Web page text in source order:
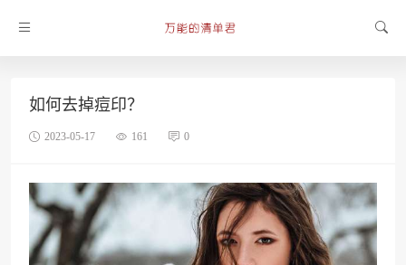
如何去掉痘印？
2023-05-17 161 0